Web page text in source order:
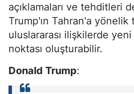
açıklamaları ve tehditleri
Trump'ın Tahran'a yönelik
uluslararası ilişkilerde
noktası oluşturabilir.
Donald Trump: